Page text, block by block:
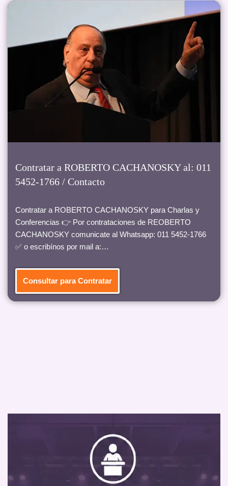
Contratar a ROBERTO CACHANOSKY al: 011
5452-1766 / Contacto
Contratar a ROBERTO CACHANOSKY para Charlas y
Conferencias 👉 Por contrataciones de REOBERTO
CACHANOSKY comunicate al Whatsapp: 011 5452-1766
✅ o escribínos por mail a:…
Consultar para Contratar